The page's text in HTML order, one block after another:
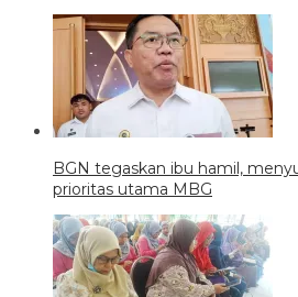
BGN tegaskan ibu hamil,
prioritas utama MBG